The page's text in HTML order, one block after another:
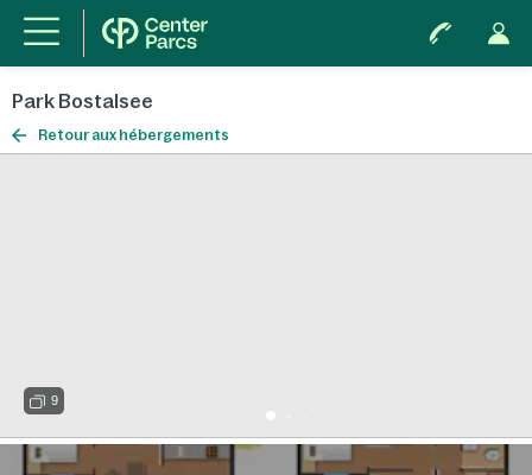
Park Bostalsee
Retour aux hébergements
9